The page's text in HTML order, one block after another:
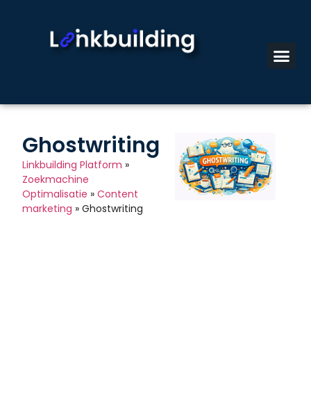
Ghostwriting
Linkbuilding Platform »
Zoekmachine
Optimalisatie »Content
marketing »Ghostwriting